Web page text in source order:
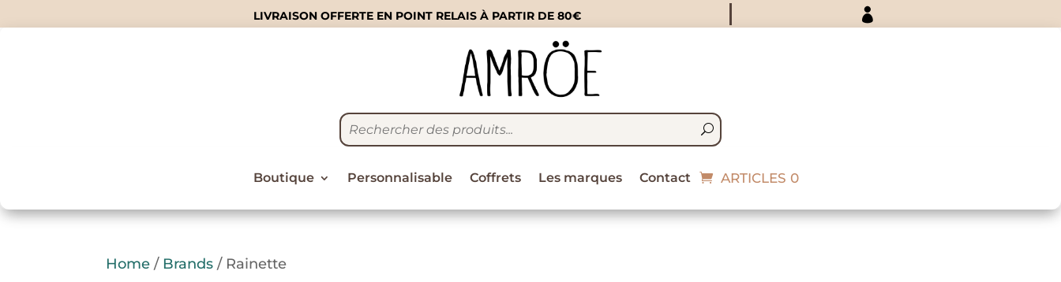
LIVRAISON OFFERTE EN POINT RELAIS À PARTIR DE 80€ 
Boutique Personnalisable Coffrets Les marques Contact ARTICLES 0
Home / Brands / Rainette